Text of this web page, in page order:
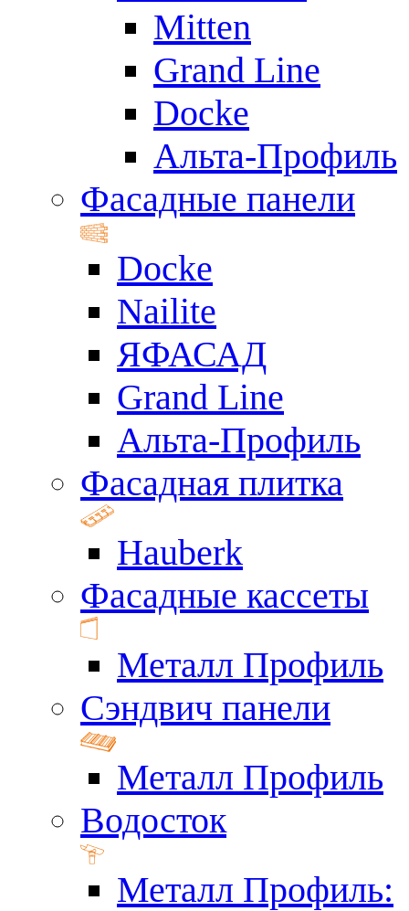
Mitten
Grand Line
Docke
Альта-Профиль
Фасадные панели
Docke
Nailite
ЯФАСАД
Grand Line
Альта-Профиль
Фасадная плитка
Hauberk
Фасадные кассеты
Металл Профиль
Сэндвич панели
Металл Профиль
Водосток
Металл Профиль: